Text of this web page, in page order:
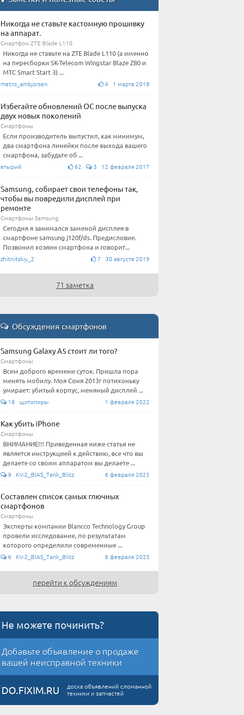
Никогда не ставьте кастомную прошивку
на аппарат.
Смартфон ZTE Blade L110
Никогда не ставьте на ZTE Blade L110 (а именно
на пересборки SK-Telecom Wingstar Blaze Z80 и
МТС Smart Start 3) ...
metro_ambjorsen 4 1 марта 2018
Избегайте обновлений ОС после выпуска
двух новых поколений
Смартфоны
Если производитель выпустил, как минимум,
два смартфона линейки после выхода вашего
смартфона, забудьте об ...
етырий 62 3 12 февраля 2017
Samsung, собирает свои телефоны так,
чтобы вы повредили дисплей при
ремонте
Смартфоны Samsung
Сегодня я занимался заменой дисплея в
смартфоне samsung j120f/ds. Предисловие.
Позвонил хозяин смартфона и говорит...
zhitnitskiy_2 7 30 августа 2019
71 заметка
Обсуждения смартфонов
Samsung Galaxy A5 стоит ли того?
Смартфоны
Всем доброго времени суток. Пришла пора
менять мобилу. Моя Соня 2013г потихоньку
умирает: убитый корпус, меняный дисплей ...
18 щитопиры 1 февраля 2022
Как убить iPhone
Смартфоны
ВНИМАНИЕ!!! Приведенная ниже статья не
является инструкцией к действию, все что вы
делаете со своим аппаратом вы делаете ...
9 KV-2_BIAS_Tank_Blitz 6 февраля 2025
Составлен список самых глючных
смартфонов
Смартфоны
Эксперты компании Blancco Technology Group
провели исследование, по результатам
которого определили современные ...
6 KV-2_BIAS_Tank_Blitz 8 февраля 2025
перейти к обсуждениям
Не можете починить?
Добавьте объявление о продаже
вашей неисправной техники
DO.FIXIM.RU
доска объявлений сломанной
техники и запчастей